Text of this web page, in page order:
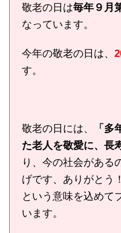
敬老の日は毎年９月
なっています。
今年の敬老の日は、
す。
敬老の日には、
「
た老人を敬愛に、長
り、今の社会がある
げです、ありがとう
という意味を込めて
います。